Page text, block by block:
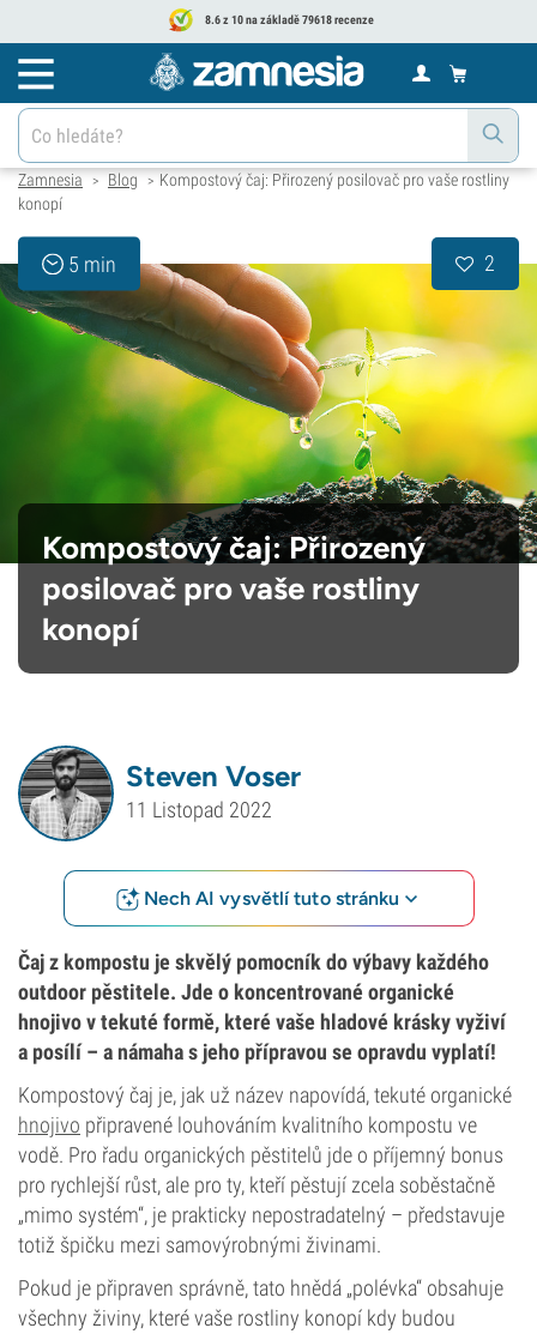
8.6 z 10 na základě 79618 recenze
Zamnesia > Blog > Kompostový čaj: Přirozený posilovač pro vaše rostliny
konopí
5 min 2
Kompostový čaj: Přirozený
posilovač pro vaše rostliny
konopí
Steven Voser
11 Listopad 2022
Nech AI vysvětlí tuto stránku
Čaj z kompostu je skvělý pomocník do výbavy každého
outdoor pěstitele. Jde o koncentrované organické
hnojivo v tekuté formě, které vaše hladové krásky vyživí
a posílí – a námaha s jeho přípravou se opravdu vyplatí!
Kompostový čaj je, jak už název napovídá, tekuté organické
hnojivo připravené louhováním kvalitního kompostu ve
vodě. Pro řadu organických pěstitelů jde o příjemný bonus
pro rychlejší růst, ale pro ty, kteří pěstují zcela soběstačně
„mimo systém“, je prakticky nepostradatelný – představuje
totiž špičku mezi samovýrobnými živinami.
Pokud je připraven správně, tato hnědá „polévka“ obsahuje
všechny živiny, které vaše rostliny konopí kdy budou